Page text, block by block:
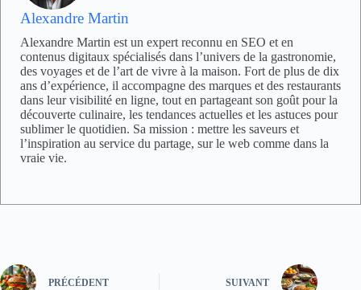
Alexandre Martin
Alexandre Martin est un expert reconnu en SEO et en
contenus digitaux spécialisés dans l’univers de la gastronomie,
des voyages et de l’art de vivre à la maison. Fort de plus de dix
ans d’expérience, il accompagne des marques et des restaurants
dans leur visibilité en ligne, tout en partageant son goût pour la
découverte culinaire, les tendances actuelles et les astuces pour
sublimer le quotidien. Sa mission : mettre les saveurs et
l’inspiration au service du partage, sur le web comme dans la
vraie vie.
PRÉCÉDENT SUIVANT